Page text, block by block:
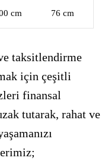
cm 76 cm
taksitlendirme
için çeşitli
finansal
tutarak, rahat ve